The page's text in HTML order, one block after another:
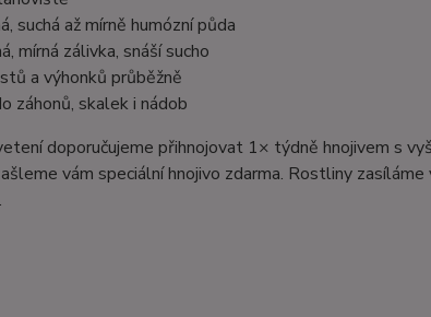
suchá až mírně humózní půda
mírná zálivka, snáší sucho
a výhonků průběžně
záhonů, skalek i nádob
doporučujeme přihnojovat 1× týdně hnojivem s
vám speciální hnojivo zdarma. Rostliny